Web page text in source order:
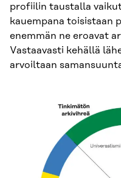
profiilin taustalla
kauempana toisistaan
enemmän ne eroavat
Vastaavasti kehällä
arvoiltaan